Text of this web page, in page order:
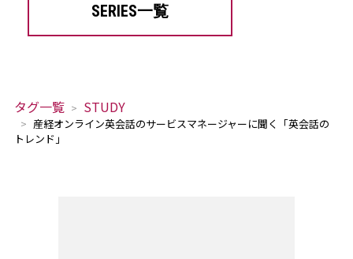
SERIES一覧
タグ一覧 STUDY
産経オンライン英会話のサービスマネージャーに聞く「英会話の
トレンド」